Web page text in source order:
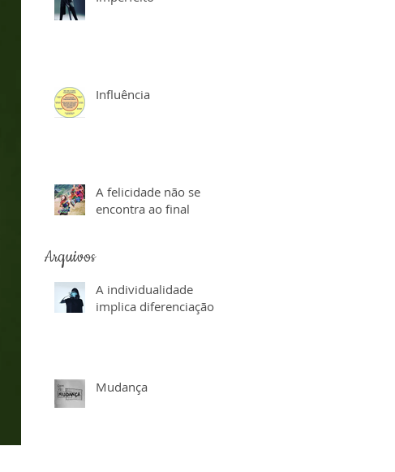
Influência
A felicidade não se
encontra ao final
A individualidade
implica diferenciação
Mudança
Arquivos